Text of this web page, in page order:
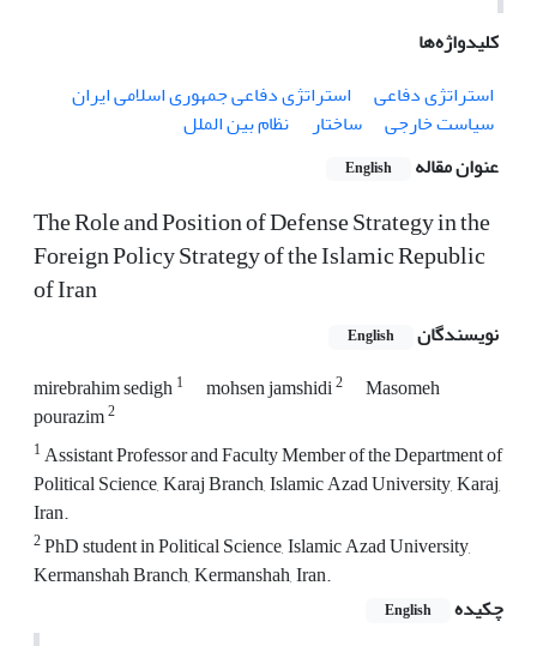
کلیدواژه‌ها
استراتژی دفاعی
استراتژی دفاعی جمهوری اسلامی ایران
سیاست خارجی
ساختار
نظام بین الملل
عنوان مقاله
English
The Role and Position of Defense Strategy in the
Foreign Policy Strategy of the Islamic Republic
of Iran
نویسندگان English
mirebrahim sedigh1 mohsen jamshidi2
Masomeh
pourazim2
1Assistant Professor and Faculty Member of the Department of
Political Science, Karaj Branch, Islamic Azad University, Karaj,
Iran.
2PhD student in Political Science, Islamic Azad University,
Kermanshah Branch, Kermanshah, Iran.
چکیده
English